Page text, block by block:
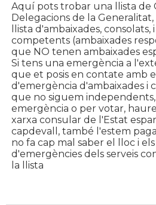
Aquí pots trobar una llista de
Delegacions de la Generalitat,
llista d'ambaixades, consolats,
competents (ambaixades
que NO tenen ambaixades
Si tens una emergència a
que et posis en contate amb
d'emergència d'ambaixades i
que no siguem independents,
emergència o per votar,
xarxa consular de l'Estat
capdevall, també l'estem
no fa cap mal saber el lloc i
d'emergències dels serveis
la llista